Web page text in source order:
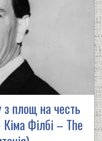
площ на честь
Кіма Філбі – The